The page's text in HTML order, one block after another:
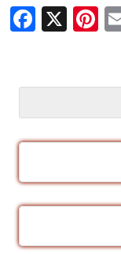
F
a
e
b
o
k
X Pi
nt
e
st